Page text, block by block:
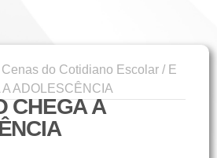
Cenas do Cotidiano Escolar / E
ADOLESCÊNCIA
CHEGA A